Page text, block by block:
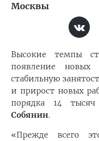
Москвы
Высокие темпы
появление новых
стабильную
и прирост новых
порядка 14
Собянин.
«Прежде всего